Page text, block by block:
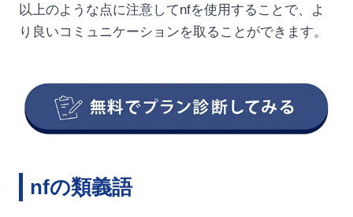
以上のような点に注意してnfを使用することで、よ
り良いコミュニケーションを取ることができます。
nfの類義語